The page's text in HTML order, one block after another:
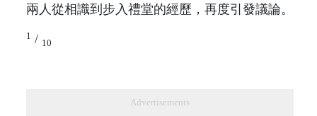
兩人從相識到步入禮堂的經歷，再度引發議論。
1 / 10
Advertisements